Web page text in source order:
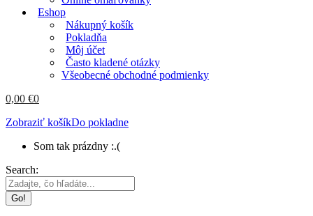
Eshop
Nákupný košík
Pokladňa
Môj účet
Často kladené otázky
Všeobecné obchodné podmienky
0,00 €0
Zobraziť košíkDo pokladne
Som tak prázdny :.(
Search: